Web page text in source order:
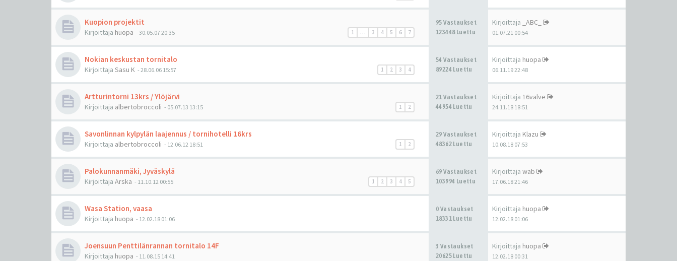
Kuopion projektit
1 … 3 4 5 6 7
Kirjoittaja huopa - 30.05.07 20:35
95 Vastaukset
123448 Luettu
Kirjoittaja _ABC_
01.07.21 00:54
Nokian keskustan tornitalo
1 2 3 4
Kirjoittaja Sasu K - 28.06.06 15:57
54 Vastaukset
89224 Luettu
Kirjoittaja huopa
06.11.19 22:48
Artturintorni 13krs / Ylöjärvi
1 2
Kirjoittaja albertobroccoli - 05.07.13 13:15
21 Vastaukset
44954 Luettu
Kirjoittaja 16valve
24.11.18 18:51
Savonlinnan kylpylän laajennus / tornihotelli 16krs
1 2
Kirjoittaja albertobroccoli - 12.06.12 18:51
29 Vastaukset
48362 Luettu
Kirjoittaja Klazu
10.08.18 07:53
Palokunnanmäki, Jyväskylä
1 2 3 4 5
Kirjoittaja Arska - 11.10.12 00:55
69 Vastaukset
103994 Luettu
Kirjoittaja wab
17.06.18 21:46
Wasa Station, vaasa
Kirjoittaja huopa - 12.02.18 01:06
0 Vastaukset
18331 Luettu
Kirjoittaja huopa
12.02.18 01:06
Joensuun Penttilänrannan tornitalo 14F
Kirjoittaja huopa - 11.08.15 14:41
3 Vastaukset
20625 Luettu
Kirjoittaja huopa
12.02.18 00:31